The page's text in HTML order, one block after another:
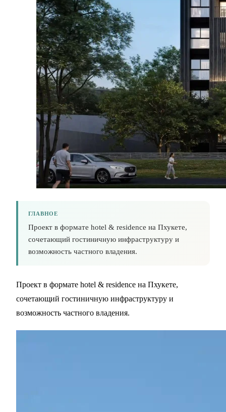
ГЛАВНОЕ
Проект в формате hotel & residence на Пхукете,
сочетающий гостиничную инфраструктуру и
возможность частного владения.
Проект в формате hotel & residence на Пхукете,
сочетающий гостиничную инфраструктуру и
возможность частного владения.